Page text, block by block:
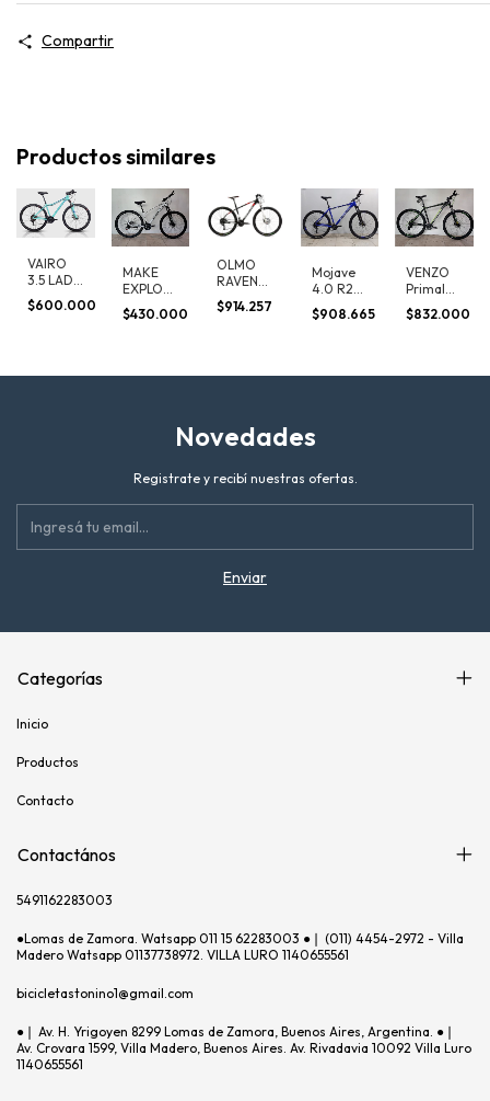
Compartir
Productos similares
VAIRO
3.5 LADY
R29 S-M
$600.000
MAKE
EXPLORE
R29
21VEL.
$430.000
OLMO
RAVEN
R10
Rodado
$914.257
Mojave
4.0 R29
-
Raleigh
$908.665
VENZO
Primal
Rod 29
Hdr. 24
$832.000
Novedades
Registrate y recibí nuestras ofertas.
Categorías
Inicio
Productos
Contacto
Contactános
5491162283003
●Lomas de Zamora. Watsapp 011 15 62283003 ●❘ (011) 4454-2972 - Villa
Madero Watsapp 01137738972. VILLA LURO 1140655561
bicicletastonino1@gmail.com
●❘ Av. H. Yrigoyen 8299 Lomas de Zamora, Buenos Aires, Argentina. ●❘
Av. Crovara 1599, Villa Madero, Buenos Aires. Av. Rivadavia 10092 Villa Luro
1140655561